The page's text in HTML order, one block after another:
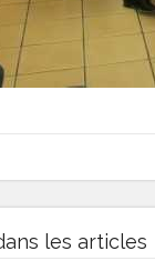
les articles